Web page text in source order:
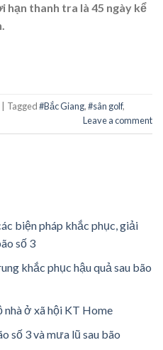
hạn thanh tra là 45 ngày kể
Tagged#Bắc Giang,#sân golf,
Leave a comment
biện pháp khắc phục, giải
số 3
khắc phục hậu quả sau bão
nhà ở xã hội KT Home
số 3 và mưa lũ sau bão